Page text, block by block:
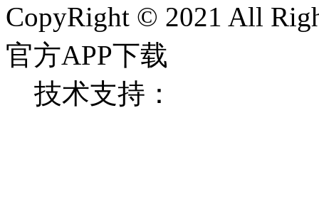
CopyRight © 2021 All
官方APP下载
技术支持：